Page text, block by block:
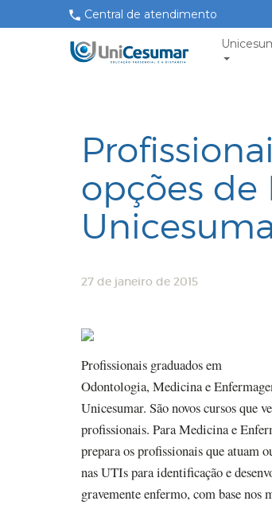
Central de atendimento
opções de
27 de janeiro de 2015
Profissionais graduados em
Odontologia, Medicina e
Unicesumar. São novos cursos que
profissionais. Para Medicina e
prepara os profissionais que atuam
nas UTIs para identificação e
gravemente enfermo, com base